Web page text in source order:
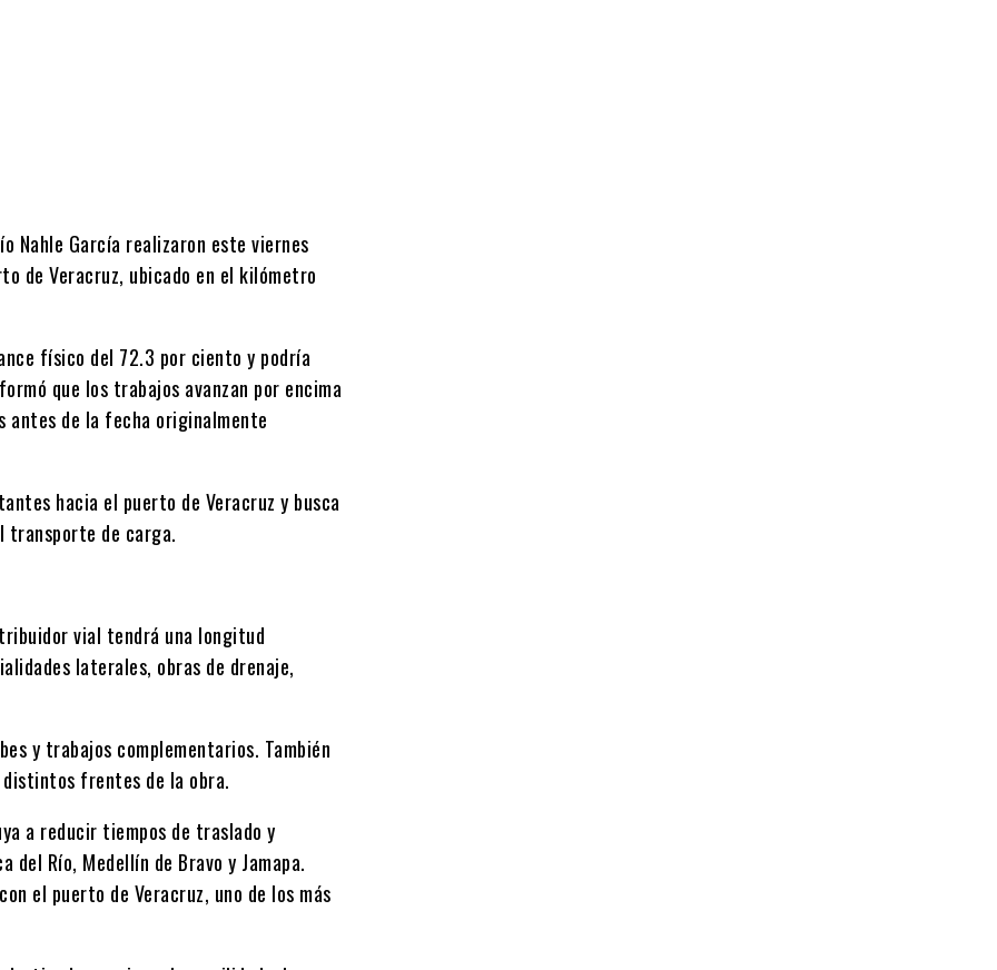
Nahle García realizaron este viernes
de Veracruz, ubicado en el kilómetro
físico del 72.3 por ciento y podría
que los trabajos avanzan por encima
antes de la fecha originalmente
hacia el puerto de Veracruz y busca
transporte de carga.
vial tendrá una longitud
laterales, obras de drenaje,
y trabajos complementarios. También
frentes de la obra.
a reducir tiempos de traslado y
Río, Medellín de Bravo y Jamapa.
el puerto de Veracruz, uno de los más